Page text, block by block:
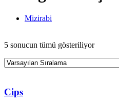
Mizirabi
5 sonucun tümü gösteriliyor
Cips